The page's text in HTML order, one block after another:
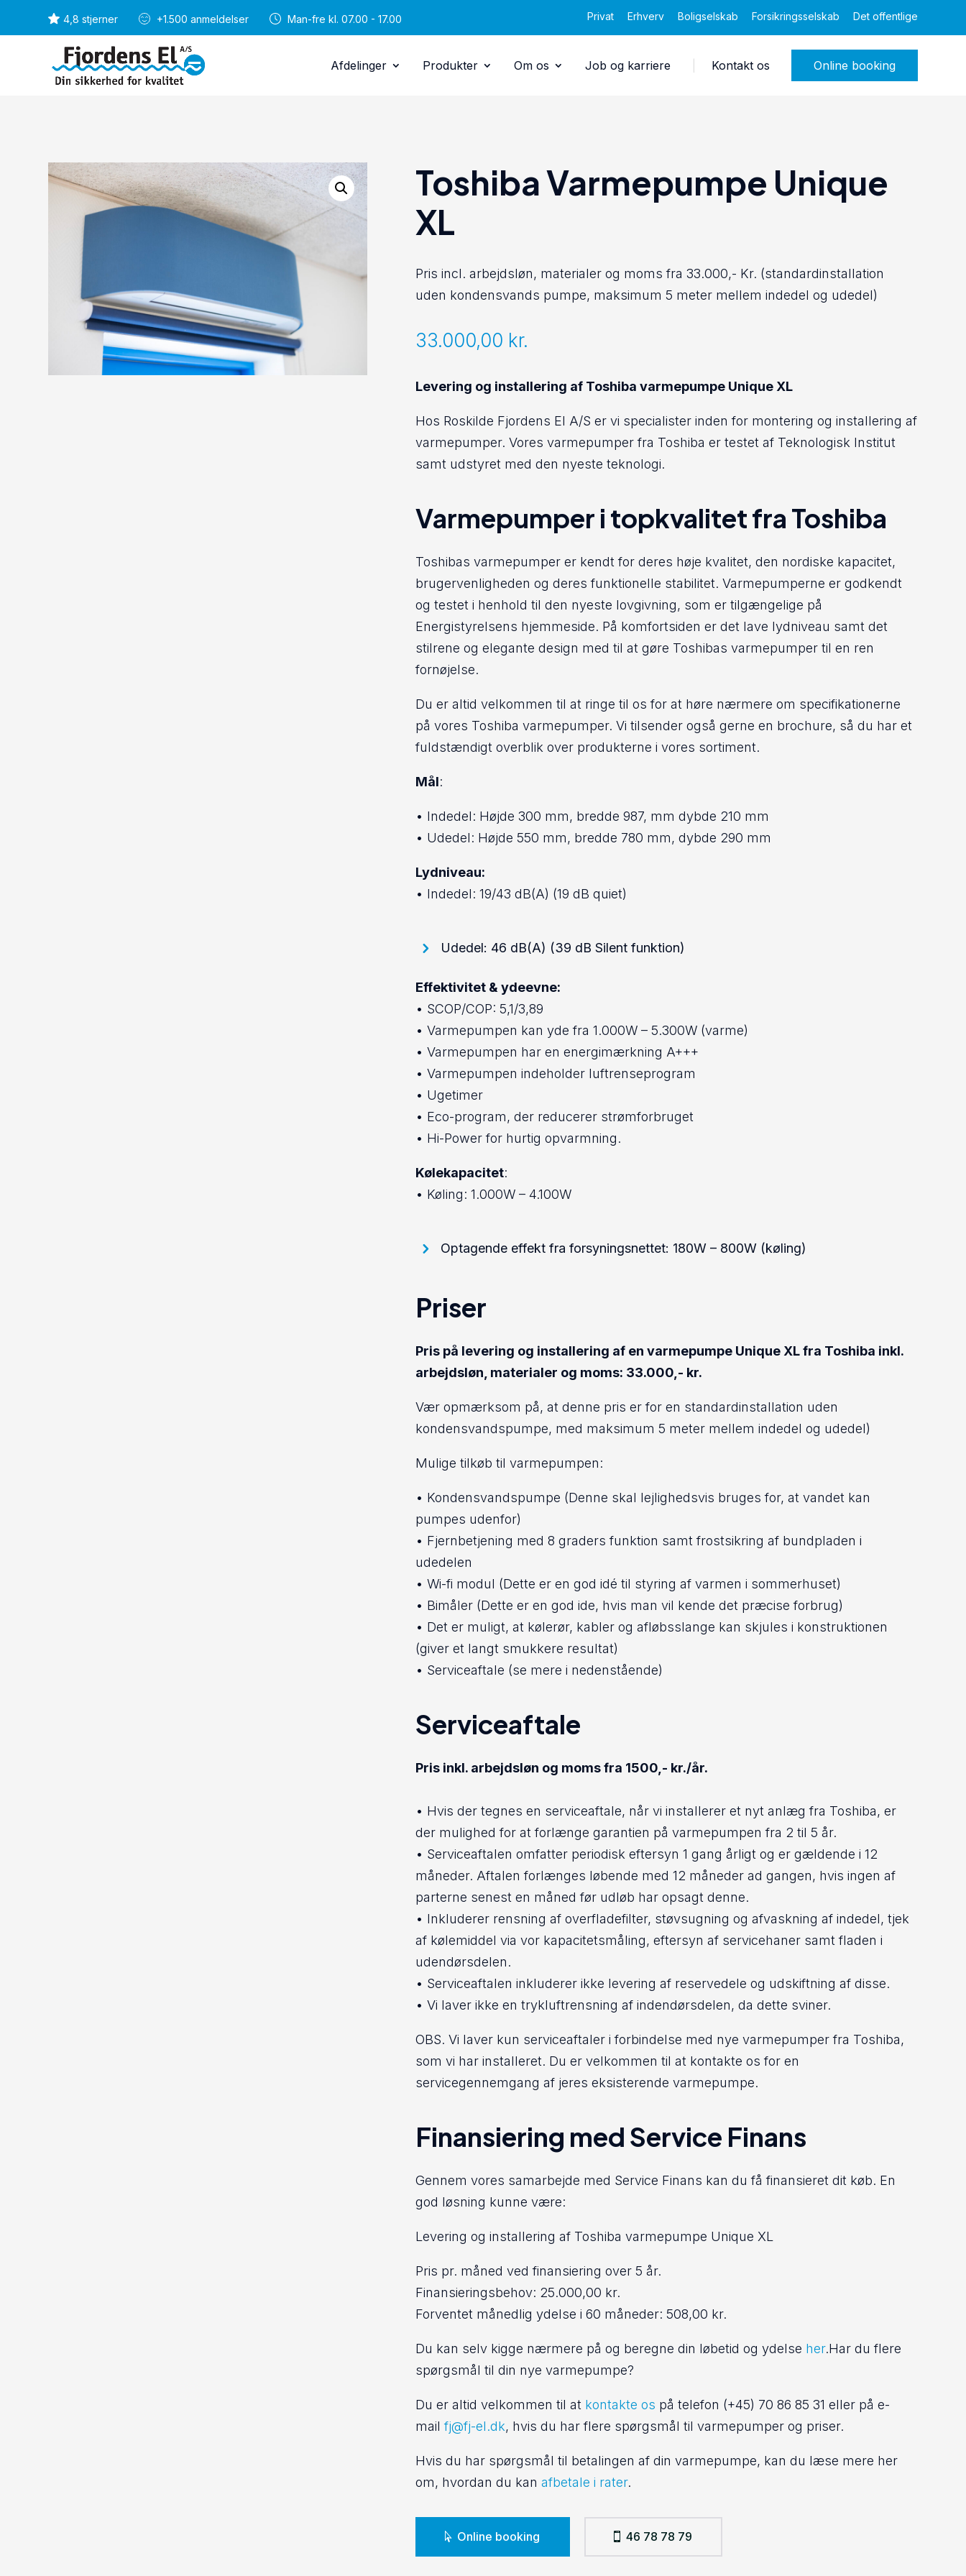
4,8 stjerner +1.500 anmeldelser Man-fre kl. 07.00 - 17.00 Privat Erhverv Boligselskab Forsikringsselskab Det offentlige
Afdelinger Produkter Om os Job og karriere Kontakt os Online booking
 Vi dækker Sjælland  4,8 stjerner +1.500 anmeldelser
Toshiba Varmepumpe Unique
XL
Pris incl. arbejdsløn, materialer og moms fra 33.000,- Kr. (standardinstallation
uden kondensvands pumpe, maksimum 5 meter mellem indedel og udedel)
33.000,00 kr.
Levering og installering af Toshiba varmepumpe Unique XL
Hos Roskilde Fjordens El A/S er vi specialister inden for montering og installering af
varmepumper. Vores varmepumper fra Toshiba er testet af Teknologisk Institut
samt udstyret med den nyeste teknologi.
Varmepumper i topkvalitet fra Toshiba
Toshibas varmepumper er kendt for deres høje kvalitet, den nordiske kapacitet,
brugervenligheden og deres funktionelle stabilitet. Varmepumperne er godkendt
og testet i henhold til den nyeste lovgivning, som er tilgængelige på
Energistyrelsens hjemmeside. På komfortsiden er det lave lydniveau samt det
stilrene og elegante design med til at gøre Toshibas varmepumper til en ren
fornøjelse.
Du er altid velkommen til at ringe til os for at høre nærmere om specifikationerne
på vores Toshiba varmepumper. Vi tilsender også gerne en brochure, så du har et
fuldstændigt overblik over produkterne i vores sortiment.
Mål:
• Indedel: Højde 300 mm, bredde 987, mm dybde 210 mm
• Udedel: Højde 550 mm, bredde 780 mm, dybde 290 mm
Lydniveau:
• Indedel: 19/43 dB(A) (19 dB quiet)
Udedel: 46 dB(A) (39 dB Silent funktion)
Effektivitet & ydeevne:
• SCOP/COP: 5,1/3,89
• Varmepumpen kan yde fra 1.000W – 5.300W (varme)
• Varmepumpen har en energimærkning A+++
• Varmepumpen indeholder luftrenseprogram
• Ugetimer
• Eco-program, der reducerer strømforbruget
• Hi-Power for hurtig opvarmning.
Kølekapacitet:
• Køling: 1.000W – 4.100W
Optagende effekt fra forsyningsnettet: 180W – 800W (køling)
Priser
Pris på levering og installering af en varmepumpe Unique XL fra Toshiba inkl.
arbejdsløn, materialer og moms: 33.000,- kr.
Vær opmærksom på, at denne pris er for en standardinstallation uden
kondensvandspumpe, med maksimum 5 meter mellem indedel og udedel)
Mulige tilkøb til varmepumpen:
• Kondensvandspumpe (Denne skal lejlighedsvis bruges for, at vandet kan
pumpes udenfor)
• Fjernbetjening med 8 graders funktion samt frostsikring af bundpladen i
udedelen
• Wi-fi modul (Dette er en god idé til styring af varmen i sommerhuset)
• Bimåler (Dette er en god ide, hvis man vil kende det præcise forbrug)
• Det er muligt, at kølerør, kabler og afløbsslange kan skjules i konstruktionen
(giver et langt smukkere resultat)
• Serviceaftale (se mere i nedenstående)
Serviceaftale
Pris inkl. arbejdsløn og moms fra 1500,- kr./år.
• Hvis der tegnes en serviceaftale, når vi installerer et nyt anlæg fra Toshiba, er
der mulighed for at forlænge garantien på varmepumpen fra 2 til 5 år.
• Serviceaftalen omfatter periodisk eftersyn 1 gang årligt og er gældende i 12
måneder. Aftalen forlænges løbende med 12 måneder ad gangen, hvis ingen af
parterne senest en måned før udløb har opsagt denne.
• Inkluderer rensning af overfladefilter, støvsugning og afvaskning af indedel, tjek
af kølemiddel via vor kapacitetsmåling, eftersyn af servicehaner samt fladen i
udendørsdelen.
• Serviceaftalen inkluderer ikke levering af reservedele og udskiftning af disse.
• Vi laver ikke en trykluftrensning af indendørsdelen, da dette sviner.
OBS. Vi laver kun serviceaftaler i forbindelse med nye varmepumper fra Toshiba,
som vi har installeret. Du er velkommen til at kontakte os for en
servicegennemgang af jeres eksisterende varmepumpe.
Finansiering med Service Finans
Gennem vores samarbejde med Service Finans kan du få finansieret dit køb. En
god løsning kunne være:
Levering og installering af Toshiba varmepumpe Unique XL
Pris pr. måned ved finansiering over 5 år.
Finansieringsbehov: 25.000,00 kr.
Forventet månedlig ydelse i 60 måneder: 508,00 kr.
Du kan selv kigge nærmere på og beregne din løbetid og ydelse her.Har du flere
spørgsmål til din nye varmepumpe?
Du er altid velkommen til at kontakte os på telefon (+45) 70 86 85 31 eller på e-
mailfj@fj-el.dk, hvis du har flere spørgsmål til varmepumper og priser.
Hvis du har spørgsmål til betalingen af din varmepumpe, kan du læse mere her
om, hvordan du kan afbetale i rater.
Online booking 46 78 78 79